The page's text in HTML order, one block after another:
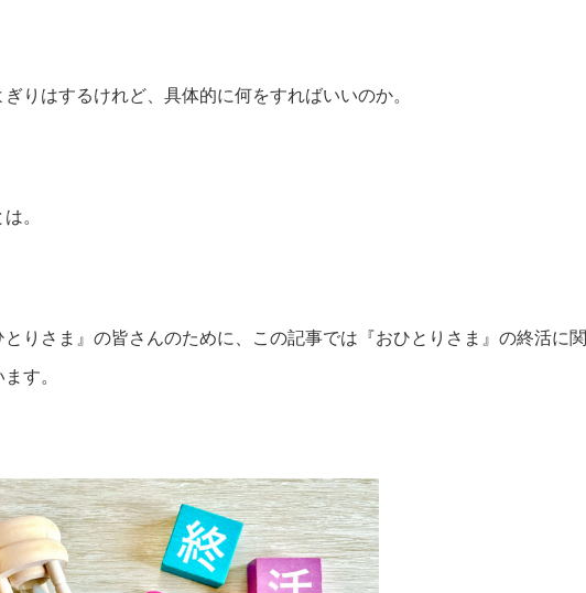
りはするけれど、具体的に何をすればいいのか。
。
りさま』の皆さんのために、この記事では『おひとりさま』の終活に関
す。